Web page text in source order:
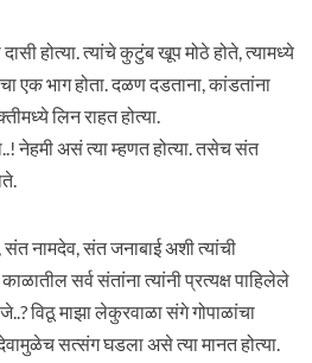
दासी होत्या. त्यांचे कुटुंब खूप मोठे होते, त्यामध्ये
एक भाग होता. दळण दडताना, कांडतांना
लिन राहत होत्या.
नेहमी असं त्या म्हणत होत्या. तसेच संत
संत नामदेव, संत जनाबाई अशी त्यांची
सर्व संतांना त्यांनी प्रत्यक्ष पाहिलेले
विठू माझा लेकुरवाळा संगे गोपाळांचा
सत्संग घडला असे त्या मानत होत्या.